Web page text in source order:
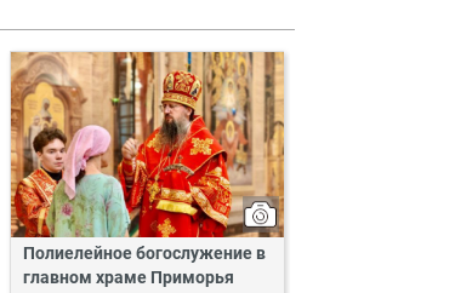
Полиелейное богослужение в
главном храме Приморья